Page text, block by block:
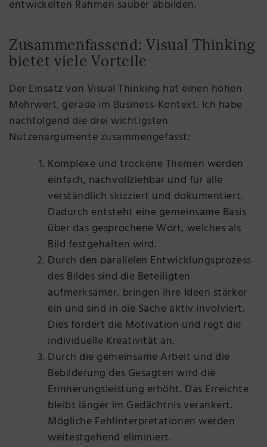
entwickelten Rahmen sauber abbilden.
Zusammenfassend: Visual Thinking
bietet viele Vorteile
Der Einsatz von Visual Thinking hat einen hohen
Mehrwert, gerade im Business-Kontext. Ich habe
nachfolgend die drei wichtigsten
Nutzenargumente zusammengefasst:
Komplexe und trockene Themen werden
einfach, nachvollziehbar und für alle
verständlich skizziert und dokumentiert.
Dadurch entsteht eine gemeinsame Basis
über das gesprochene Wort, welches als
Bild festgehalten wird.
Durch den parallelen Entwicklungsprozess
des Bildes sind die Beteiligten
aufmerksamer, bringen ihre Ideen stärker
ein und sind in die Sache aktiv involviert.
Dies fördert die Motivation und regt die
individuelle Kreativität an.
Durch die gemeinsame Arbeit und die
Bebilderung des Gesagten wird die
Erinnerungsleistung erhöht. Das Erreichte
bleibt länger im Gedächtnis verankert.
Mögliche Fehlinterpretationen werden
weitestgehend eliminiert.